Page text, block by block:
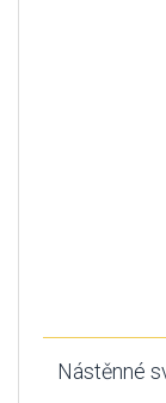
Nástěnné